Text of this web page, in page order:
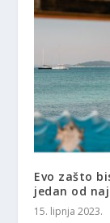
Evo zašto
jedan od
15. lipnja 2023.